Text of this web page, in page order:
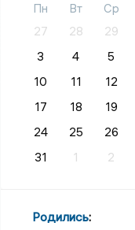
Пн Вт Ср
27
28 29
3
4 5
10
11 12
17
18 19
24
25 26
31
1 2
Родились: